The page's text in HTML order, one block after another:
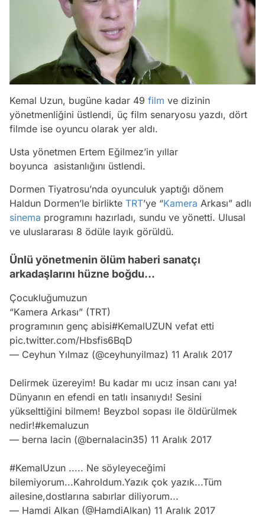
Kemal Uzun, bugüne kadar 49 film ve dizinin
yönetmenliğini üstlendi, üç film senaryosu yazdı, dört
filmde ise oyuncu olarak yer aldı.
Usta yönetmen Ertem Eğilmez’in yıllar
boyunca asistanlığını üstlendi.
Dormen Tiyatrosu’nda oyunculuk yaptığı dönem
Haldun Dormen’le birlikte TRT’ye “Kamera Arkası” adlı
sinema programını hazırladı, sundu ve yönetti. Ulusal
ve uluslararası 8 ödüle layık görüldü.
Ünlü yönetmenin ölüm haberi sanatçı
arkadaşlarını hüzne boğdu...
Çocukluğumuzun
“Kamera Arkası” (TRT)
programının genç abisi#KemalUZUN vefat etti
pic.twitter.com/Hbsfis6BqD
— Ceyhun Yılmaz (@ceyhunyilmaz) 11 Aralık 2017
Delirmek üzereyim! Bu kadar mı ucız insan canı ya!
Dünyanın en efendi en tatlı insanıydı! Sesini
yükselttiğini bilmem! Beyzbol sopası ile öldürülmek
nedir!#kemaluzun
— berna lacin (@bernalacin35) 11 Aralık 2017
#KemalUzun ..... Ne söyleyeceğimi
bilemiyorum...Kahroldum.Yazık çok yazık...Tüm
ailesine,dostlarına sabırlar diliyorum...
— Hamdi Alkan (@HamdiAlkan) 11 Aralık 2017